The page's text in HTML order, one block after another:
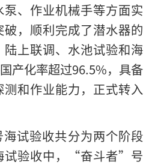
、作业机械手等方面实
，顺利完成了潜水器的
上联调、水池试验和海
产化率超过96.5%，具备
和作业能力，正式转入
试验收共分为两个阶段
试验收中，“奋斗者”号